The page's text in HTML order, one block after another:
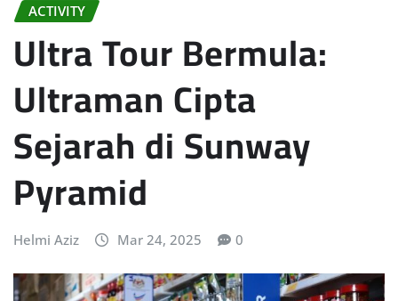
ACTIVITY
Ultra Tour Bermula:
Ultraman Cipta
Sejarah di Sunway
Pyramid
Helmi Aziz Mar 24, 2025 0